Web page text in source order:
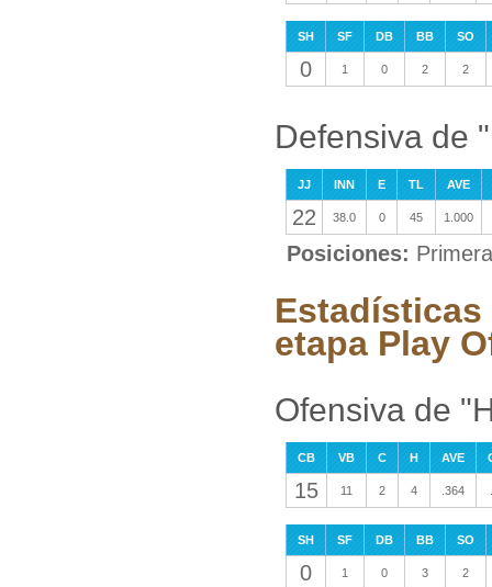
SH SF DB BB SO
0 1 0 2 2
Defensiva de
JJ INN E TL AVE
22 38.0 0 45 1.000
Posiciones:
Estadísticas
etapa Play
Ofensiva de
CB VB C H AVE
15 11 2 4 .364
SH SF DB BB SO
0 1 0 3 2